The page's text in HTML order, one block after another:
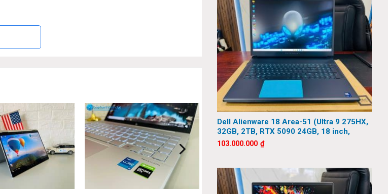
dòng laptop văn phòng thanh lịch, hiện đại. Khung
độc đáo. Logo Hp được cách điệu bóng bẩy càng
một tay dễ dàng.
Dell Alienware 18 Area-51 (Ultra 9 275HX,
32GB, 2TB, RTX 5090 24GB, 18 inch,
QHD+, 300Hz)
103.000.000 ₫